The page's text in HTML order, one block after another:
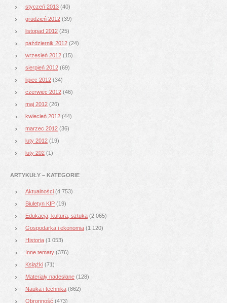
styczeń 2013 (40)
grudzień 2012 (39)
listopad 2012 (25)
październik 2012 (24)
wrzesień 2012 (15)
sierpień 2012 (69)
lipiec 2012 (34)
czerwiec 2012 (46)
maj 2012 (26)
kwiecień 2012 (44)
marzec 2012 (36)
luty 2012 (19)
luty 202 (1)
ARTYKUŁY – KATEGORIE
Aktualności (4 753)
Biuletyn KIP (19)
Edukacja, kultura, sztuka (2 065)
Gospodarka i ekonomia (1 120)
Historia (1 053)
Inne tematy (376)
Książki (71)
Materiały nadesłane (128)
Nauka i technika (862)
Obronność (473)